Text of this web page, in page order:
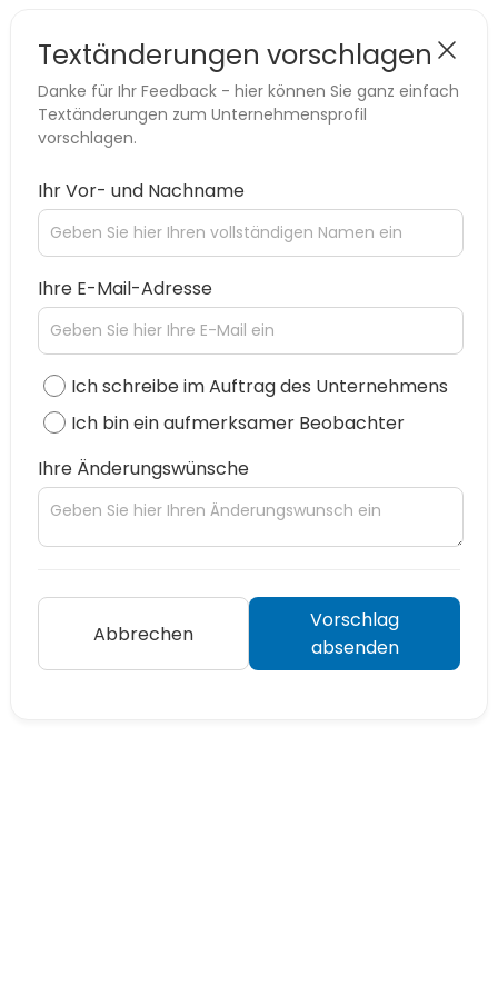
Textänderungen vorschlagen
Danke für Ihr Feedback - hier können Sie ganz einfach
Textänderungen zum Unternehmensprofil
vorschlagen.
Ihr Vor- und Nachname
Ihre E-Mail-Adresse
Ich schreibe im Auftrag des Unternehmens
Ich bin ein aufmerksamer Beobachter
Ihre Änderungswünsche
Abbrechen
Vorschlag
absenden